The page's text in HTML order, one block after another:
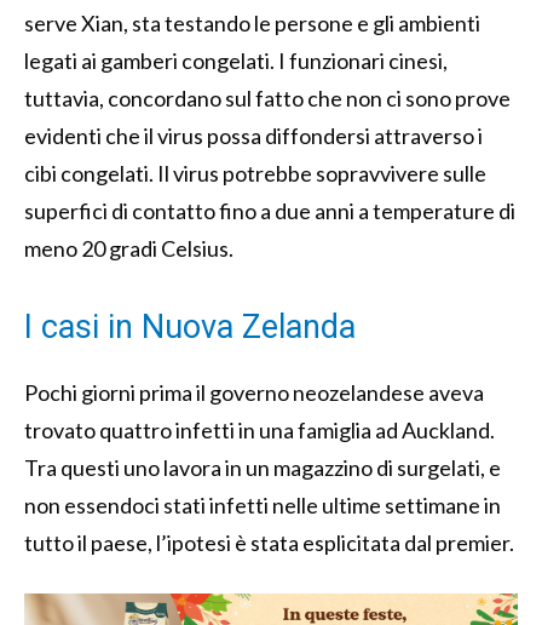
serve Xian, sta testando le persone e gli ambienti
legati ai gamberi congelati. I funzionari cinesi,
tuttavia, concordano sul fatto che non ci sono prove
evidenti che il virus possa diffondersi attraverso i
cibi congelati. Il virus potrebbe sopravvivere sulle
superfici di contatto fino a due anni a temperature di
meno 20 gradi Celsius.
I casi in Nuova Zelanda
Pochi giorni prima il governo neozelandese aveva
trovato quattro infetti in una famiglia ad Auckland.
Tra questi uno lavora in un magazzino di surgelati, e
non essendoci stati infetti nelle ultime settimane in
tutto il paese, l’ipotesi è stata esplicitata dal premier.